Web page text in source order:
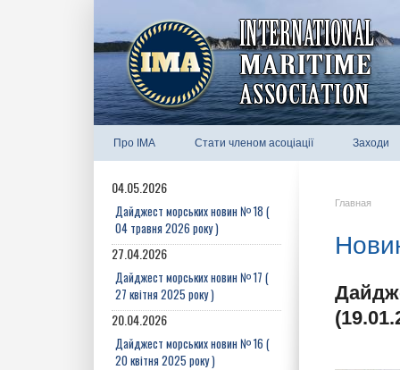
Про IMA Стати членом асоціації Заходи
04.05.2026
Дайджест морських новин № 18 (
04 травня 2026 року )
27.04.2026
Дайджест морських новин № 17 (
27 квітня 2025 року )
20.04.2026
Дайджест морських новин № 16 (
20 квітня 2025 року )
Главная